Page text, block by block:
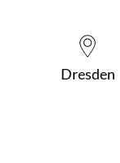
Dresden